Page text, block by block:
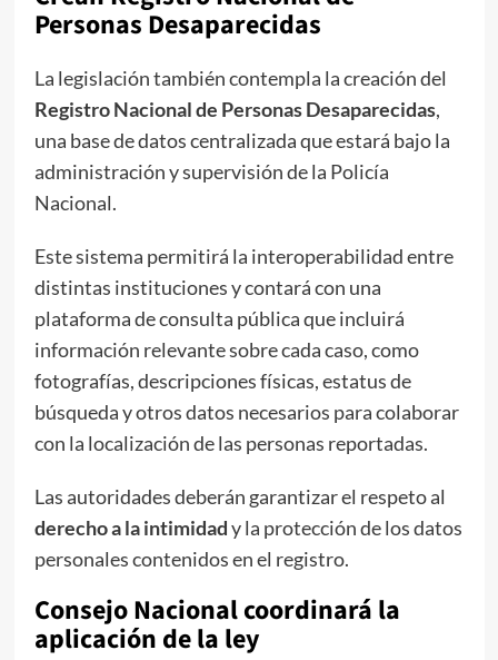
Personas Desaparecidas
La legislación también contempla la creación del
Registro Nacional de Personas Desaparecidas,
una base de datos centralizada que estará bajo la
administración y supervisión de la Policía
Nacional.
Este sistema permitirá la interoperabilidad entre
distintas instituciones y contará con una
plataforma de consulta pública que incluirá
información relevante sobre cada caso, como
fotografías, descripciones físicas, estatus de
búsqueda y otros datos necesarios para colaborar
con la localización de las personas reportadas.
Las autoridades deberán garantizar el respeto al
derecho a la intimidady la protección de los datos
personales contenidos en el registro.
Consejo Nacional coordinará la
aplicación de la ley